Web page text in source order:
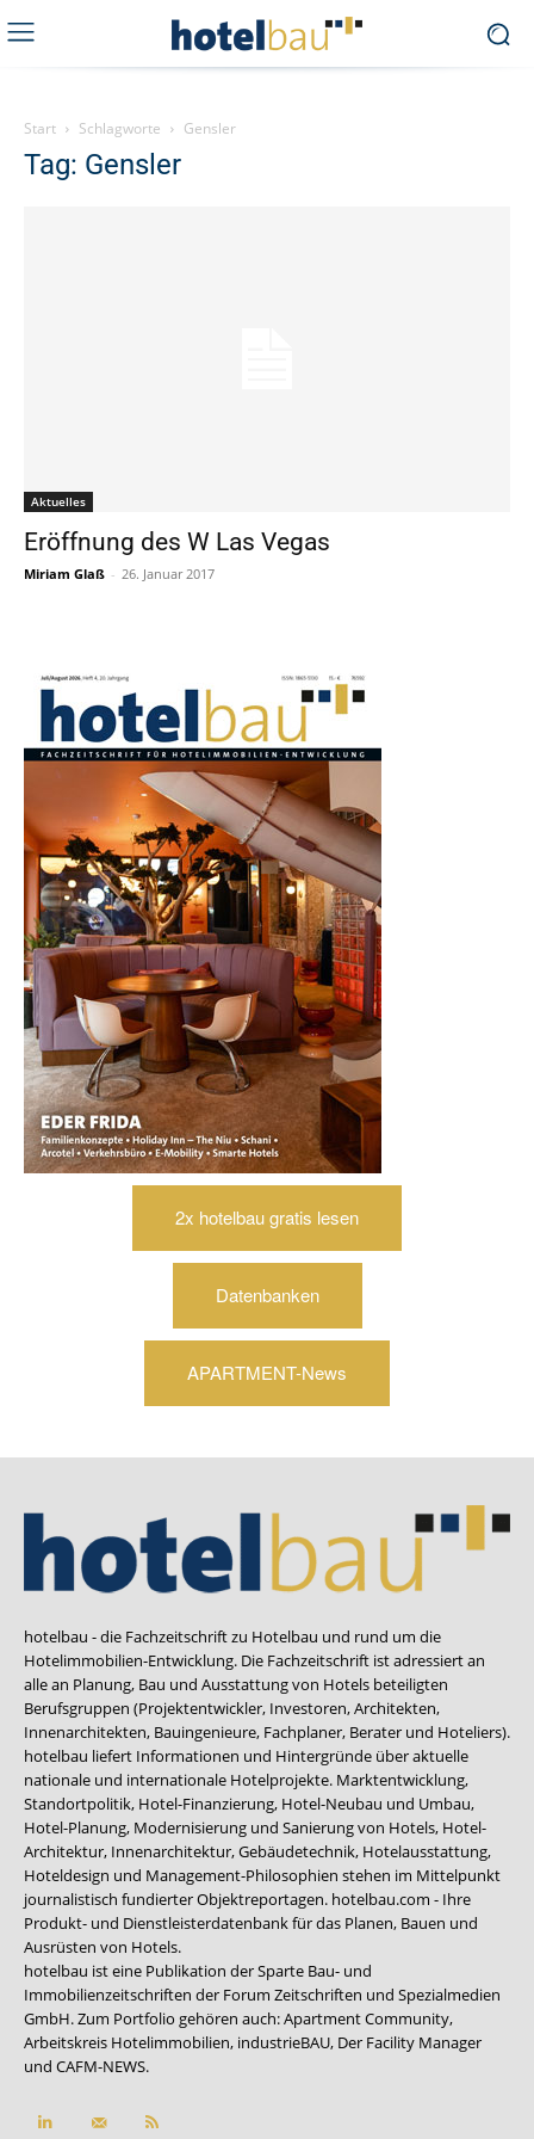
Start Schlagworte Gensler
Tag: Gensler
Aktuelles
Eröffnung des W Las Vegas
Miriam Glaß - 26. Januar 2017
2x hotelbau gratis lesen
Datenbanken
APARTMENT-News
hotelbau - die Fachzeitschrift zu Hotelbau und rund um die
Hotelimmobilien-Entwicklung. Die Fachzeitschrift ist adressiert an
alle an Planung, Bau und Ausstattung von Hotels beteiligten
Berufsgruppen (Projektentwickler, Investoren, Architekten,
Innenarchitekten, Bauingenieure, Fachplaner, Berater und Hoteliers).
hotelbau liefert Informationen und Hintergründe über aktuelle
nationale und internationale Hotelprojekte. Marktentwicklung,
Standortpolitik, Hotel-Finanzierung, Hotel-Neubau und Umbau,
Hotel-Planung, Modernisierung und Sanierung von Hotels, Hotel-
Architektur, Innenarchitektur, Gebäudetechnik, Hotelausstattung,
Hoteldesign und Management-Philosophien stehen im Mittelpunkt
journalistisch fundierter Objektreportagen. hotelbau.com - Ihre
Produkt- und Dienstleisterdatenbank für das Planen, Bauen und
Ausrüsten von Hotels.
hotelbau ist eine Publikation der Sparte Bau- und
Immobilienzeitschriften der Forum Zeitschriften und Spezialmedien
GmbH. Zum Portfolio gehören auch:Apartment Community,
Arbeitskreis Hotelimmobilien, industrieBAU, Der Facility Manager
und CAFM-NEWS.